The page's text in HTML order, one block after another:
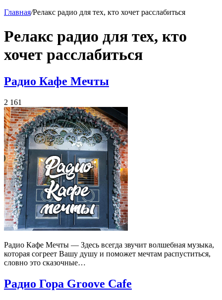
Главная/Релакс радио для тех, кто хочет расслабиться
Релакс радио для тех, кто
хочет расслабиться
Радио Кафе Мечты
2 161
Радио Кафе Мечты — Здесь всегда звучит волшебная музыка,
которая согреет Вашу душу и поможет мечтам распуститься,
словно это сказочные…
Радио Гора Groove Cafe